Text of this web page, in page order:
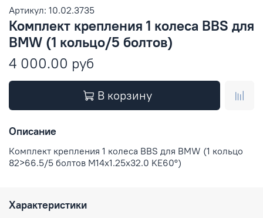
Артикул: 10.02.3735
Комплект крепления 1 колеса BBS для
BMW (1 кольцо/5 болтов)
4 000.00 руб
В корзину
Описание
Комплект крепления 1 колеса BBS для BMW (1 кольцо
82>66.5/5 болтов M14x1.25x32.0 KE60°)
Характеристики